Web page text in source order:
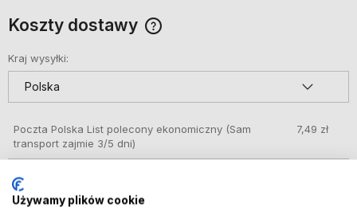
Koszty dostawy
Kraj wysyłki:
Poczta Polska List polecony ekonomiczny (Sam
transport zajmie 3/5 dni)
7,49 zł
DPD automat paczkowy
(dni robocze) a przesyłkę wyślemy dziś, dostawa
1 dzień)
Używamy plików cookie